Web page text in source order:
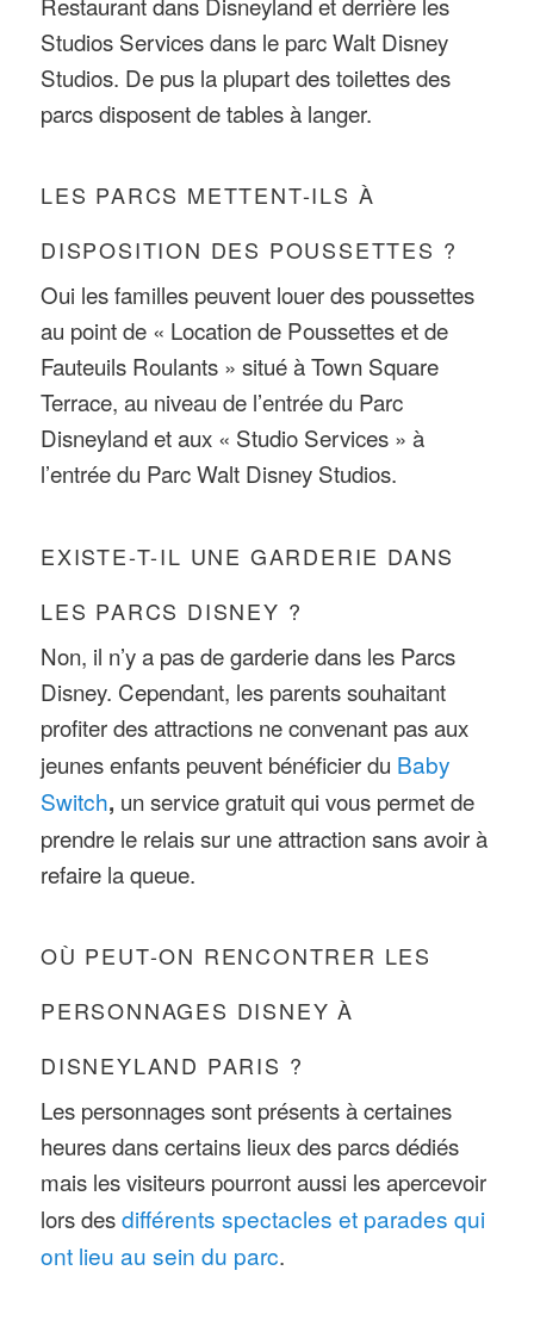
Studios Services dans le parc Walt Disney
Studios. De pus la plupart des toilettes des
parcs disposent de tables à langer.
LES PARCS METTENT-ILS À
DISPOSITION DES POUSSETTES ?
Oui les familles peuvent louer des poussettes
au point de « Location de Poussettes et de
Fauteuils Roulants » situé à Town Square
Terrace, au niveau de l’entrée du Parc
Disneyland et aux « Studio Services » à
l’entrée du Parc Walt Disney Studios.
EXISTE-T-IL UNE GARDERIE DANS
LES PARCS DISNEY ?
Non, il n’y a pas de garderie dans les Parcs
Disney. Cependant, les parents souhaitant
profiter des attractions ne convenant pas aux
jeunes enfants peuvent bénéficier du Baby
Switch, un service gratuit qui vous permet de
prendre le relais sur une attraction sans avoir à
refaire la queue.
OÙ PEUT-ON RENCONTRER LES
PERSONNAGES DISNEY À
DISNEYLAND PARIS ?
Les personnages sont présents à certaines
heures dans certains lieux des parcs dédiés
mais les visiteurs pourront aussi les apercevoir
lors desdifférents spectacles et parades qui
ont lieu au sein du parc.